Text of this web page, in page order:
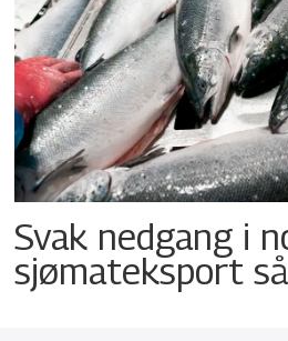
Svak nedgang i
sjømateksport